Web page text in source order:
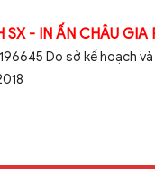
SX - IN ẤN CHÂU GIA
Do sở kế hoạch